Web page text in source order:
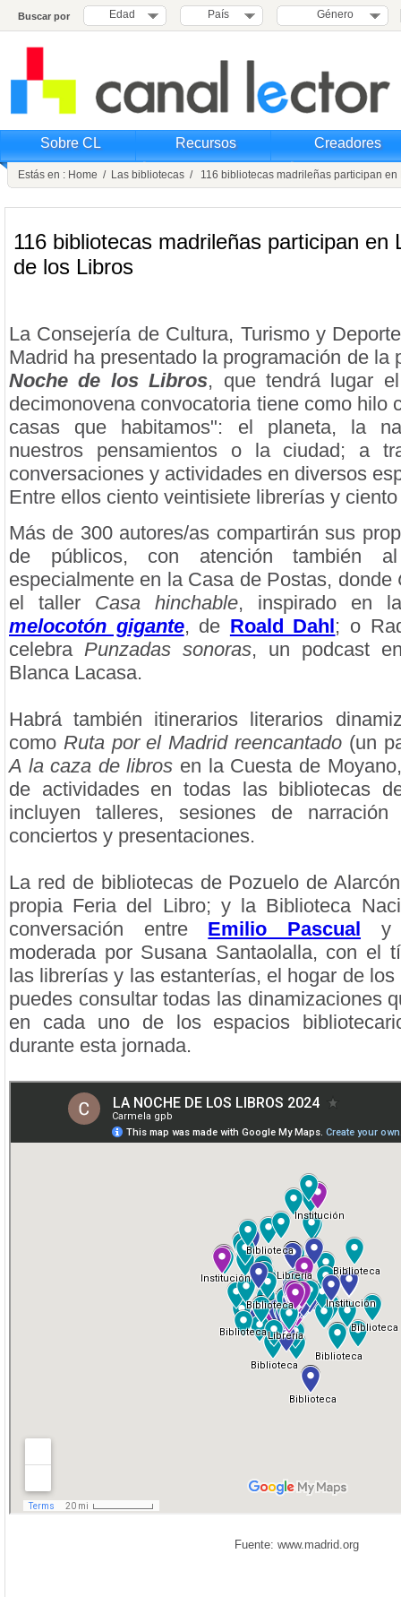
Buscar por Edad País Género
Sobre CL Recursos Creadores
Estás en : Home / Las bibliotecas / 116 bibliotecas madrileñas participan en
116 bibliotecas madrileñas participan en
de los Libros
La Consejería de Cultura, Turismo y
Madrid ha presentado la programación de
Noche de los Libros, que tendrá lugar
decimonovena convocatoria tiene como hilo
casas que habitamos": el planeta, la
nuestros pensamientos o la ciudad; a
conversaciones y actividades en diversos
Entre ellos ciento veintisiete librerías y
Más de 300 autores/as compartirán sus
de públicos, con atención también
especialmente en la Casa de Postas, donde
el taller Casa hinchable, inspirado en
melocotón gigante, de Roald Dahl; o
celebra Punzadas sonoras, un podcast
Blanca Lacasa.
Habrá también itinerarios literarios
como Ruta por el Madrid reencantado (un
A la caza de libros en la Cuesta de
de actividades en todas las bibliotecas
incluyen talleres, sesiones de
conciertos y presentaciones.
La red de bibliotecas de Pozuelo de
propia Feria del Libro; y la Biblioteca
conversación entre Emilio Pascual y
moderada por Susana Santaolalla, con el
las librerías y las estanterías, el hogar de
puedes consultar todas las dinamizaciones
en cada uno de los espacios
durante esta jornada.
Fuente: www.madrid.org